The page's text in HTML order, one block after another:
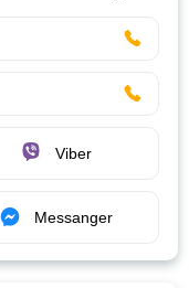
Viber
Messanger